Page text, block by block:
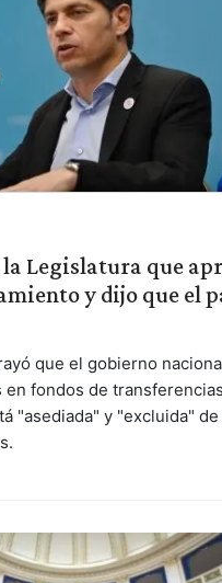
Legislatura que
y dijo que el
que el gobierno
en fondos de
"asediada" y "excluida" de